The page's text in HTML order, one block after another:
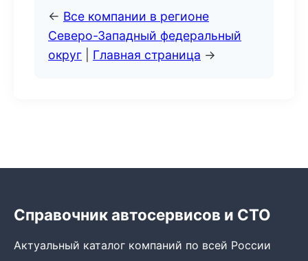
← Все компании в регионе
Северо-Западный федеральный
округ
Главная страница →
Справочник автосервисов и СТО
Актуальный каталог компаний по всей России